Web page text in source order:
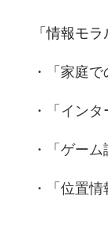
「情報モ
・「家庭
・「イン
・「ゲー
・「位置情